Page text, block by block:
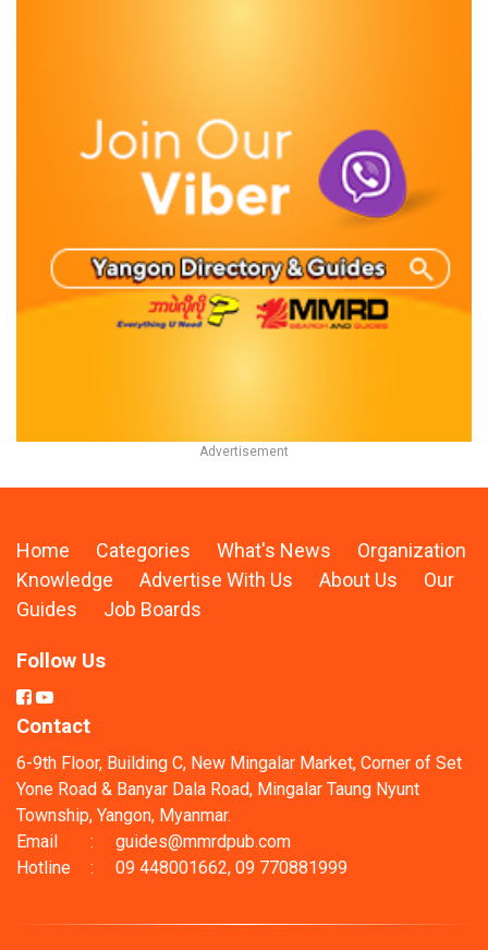
Home Categories What's News
Organization
Knowledge
Advertise With Us About Us
Our
Guides
Job Boards
Follow Us
Contact
6-9th Floor, Building C, New Mingalar Market, Corner of Set
Yone Road & Banyar Dala Road, Mingalar Taung Nyunt
Township, Yangon, Myanmar.
Email
:
guides@mmrdpub.com
Hotline
: 09 448001662, 09 770881999